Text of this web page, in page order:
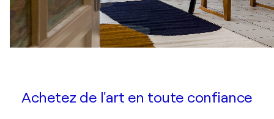
Achetez de l'art en toute confiance